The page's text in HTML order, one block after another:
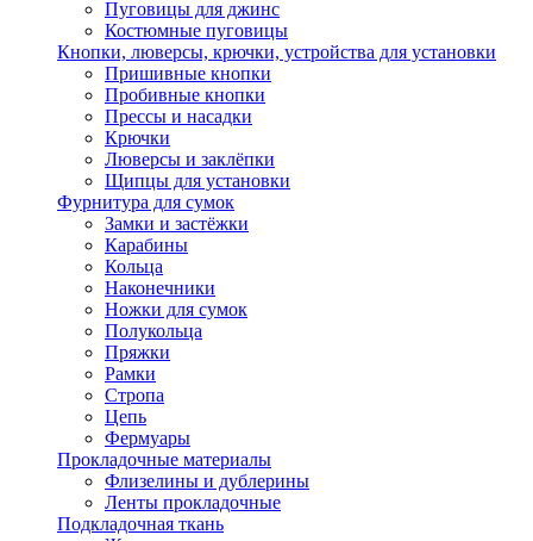
Пуговицы для джинс
Костюмные пуговицы
Кнопки, люверсы, крючки, устройства для установки
Пришивные кнопки
Пробивные кнопки
Прессы и насадки
Крючки
Люверсы и заклёпки
Щипцы для установки
Фурнитура для сумок
Замки и застёжки
Карабины
Кольца
Наконечники
Ножки для сумок
Полукольца
Пряжки
Рамки
Стропа
Цепь
Фермуары
Прокладочные материалы
Флизелины и дублерины
Ленты прокладочные
Подкладочная ткань